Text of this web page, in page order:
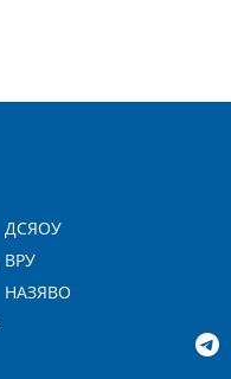
ДСЯОУ
ВРУ
НАЗЯВО